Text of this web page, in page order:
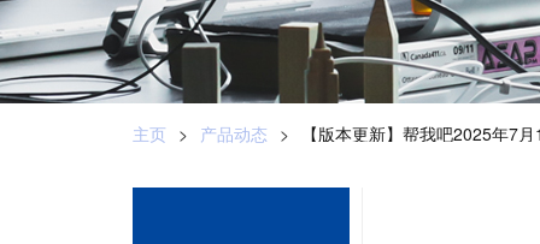
主页 > 产品动态 > 【版本更新】帮我吧2025年7